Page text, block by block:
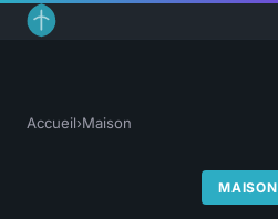
Accueil›Maison
MAISON